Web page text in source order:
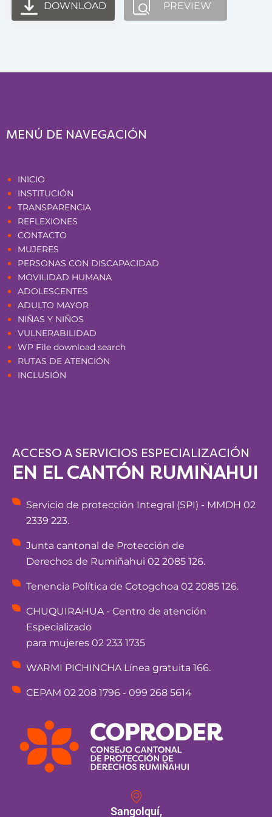
DOWNLOAD PREVIEW
MENÚ DE NAVEGACIÓN
INICIO
INSTITUCIÓN
TRANSPARENCIA
REFLEXIONES
CONTACTO
MUJERES
PERSONAS CON DISCAPACIDAD
MOVILIDAD HUMANA
ADOLESCENTES
ADULTO MAYOR
NIÑAS Y NIÑOS
VULNERABILIDAD
WP File download search
RUTAS DE ATENCIÓN
INCLUSIÓN
ACCESO A SERVICIOS ESPECIALIZACIÓN
EN EL CANTÓN RUMIÑAHUI
Servicio de protección Integral (SPI) - MMDH 02
2339 223.
Junta cantonal de Protección de
Derechos de Rumiñahui 02 2085 126.
Tenencia Política de Cotogchoa 02 2085 126.
CHUQUIRAHUA - Centro de atención
Especializado
para mujeres 02 233 1735
WARMI PICHINCHA Línea gratuita 166.
CEPAM 02 208 1796 - 099 268 5614
Sangolquí,